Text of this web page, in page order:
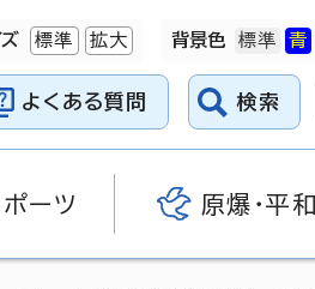
標準 拡大 背景色
よくある質問 検索
ポーツ 原爆・平和